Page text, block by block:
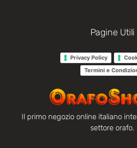
Pagine Utili
Privacy Policy
Termini e
Il primo negozio online italiano
settore orafo.